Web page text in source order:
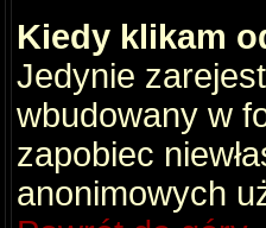
Kiedy klikam
Jedynie
wbudowany w
zapobiec
anonimowych